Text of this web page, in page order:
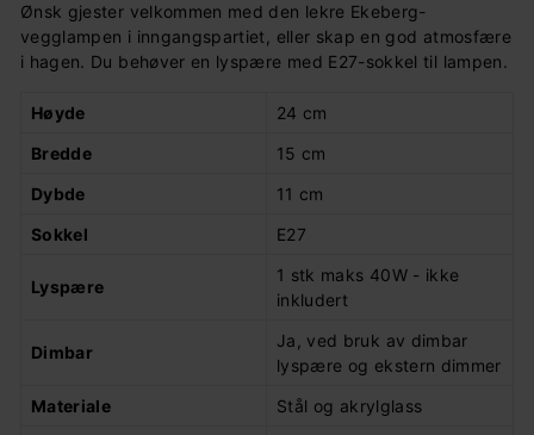
Ønsk gjester velkommen med den lekre Ekeberg-
vegglampen i inngangspartiet, eller skap en god atmosfære
i hagen. Du behøver en lyspære med E27-sokkel til lampen.
Høyde
24 cm
Bredde
15 cm
Dybde
11 cm
Sokkel
E27
Lyspære
1 stk maks 40W - ikke
inkludert
Dimbar
Ja, ved bruk av dimbar
lyspære og ekstern dimmer
Materiale
Stål og akrylglass